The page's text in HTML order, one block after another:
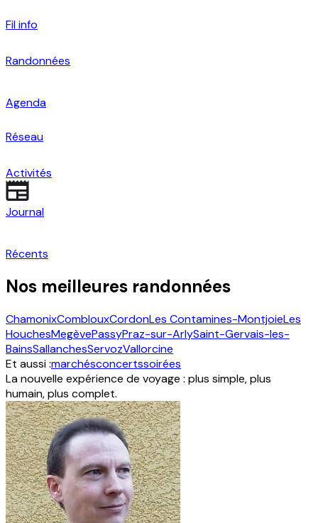
Fil info
Randonnées
Agenda
Réseau
Activités
Journal
Récents
Nos meilleures randonnées
ChamonixComblouxCordonLes Contamines-MontjoieLes
HouchesMegèvePassyPraz-sur-ArlySaint-Gervais-les-
BainsSallanchesServozVallorcine
Et aussi :marchésconcertssoirées
La nouvelle expérience de voyage : plus simple, plus
humain, plus complet.